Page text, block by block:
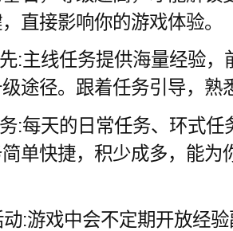
直接影响你的游戏体验。
:主线任务提供海量经验，
途径。跟着任务引导，熟
:每天的日常任务、环式任
单快捷，积少成多，能为
:游戏中会不定期开放经